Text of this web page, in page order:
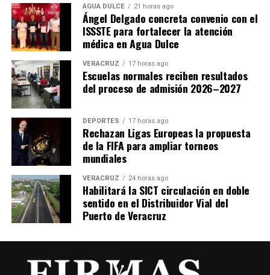
AGUA DULCE 21 horas ago
Ángel Delgado concreta convenio con el
ISSSTE para fortalecer la atención
médica en Agua Dulce
VERACRUZ 17 horas ago
Escuelas normales reciben resultados
del proceso de admisión 2026–2027
DEPORTES 17 horas ago
Rechazan Ligas Europeas la propuesta
de la FIFA para ampliar torneos
mundiales
VERACRUZ 24 horas ago
Habilitará la SICT circulación en doble
sentido en el Distribuidor Vial del
Puerto de Veracruz